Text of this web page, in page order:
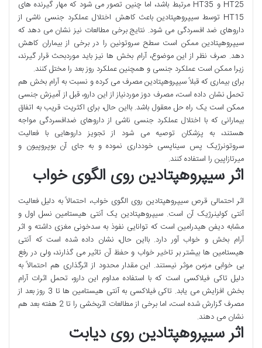
HT25 و HT35 مرتبط باشد، اما چنین تصور می شود که مهار گیرنده های
HT15 توسط سیپروهپتادین باعث کاهش اختلال عملکرد جنسی ناشی از
داروهای ضد افسردگی می شود. نتایج برخی مطالعات نیز نشان می دهد که
سیپروهپتادین ممکن است سطح سروتونین را در برخی از بیماران کاهش
دهد. صرف نظر از این موضوع، آرام بخش ها نیز باید موردبحث قرار گیرند،
زیرا ممکن است عملکرد جنسی و همچنین عملکرد روز بعد را مختل کنند.
برای بیماری که قبلاً سیپروهپتادین مصرف می کرده و نسبت به آرام بخش هم
تحمل نشان داده است، مصرف دوز موردنیاز از این دارو، قبل از آمیزش جنسی
ممکن است یک راه حل معقول باشد. بااین حال، برای اکثریت قریب به اتفاق
بیمارانی که با اختلال عملکرد جنسی ناشی از داروهای ضدافسردگی مواجه
هستند، به پزشکان توصیه می شود از تجویز داروهایی با فعالیت
سروتونرژیک پس سیناپسی خودداری نموده و به جای آن بوپروپیون و
میرتازاپین را استفاده کنند.
اثر سیپروهپتادین روی الگوی خواب
اثر احتمالی قرص سیپروهپتادین روی الگوی خواب، احتمالاً به دلیل فعالیت
آنتی کولینرژیک آن است. سیپروهپتادین یک آنتی هیستامین نسل اول و
مشابه دیفن هیدرامین است که توانایی نفوذ به سدخونی مغزی داشته و اثر
آرام بخش و خواب آور دارد. بااین حال، نشان داده شده است که آنتی
هیستامین ها بیشتر بر تاخیر خواب و حفظ آن تاثیر می گذارند، ولی در رفع
بی خوابی مزمن موثر نیستند. این مقدار محدود از اثرگذاری هم احتمالاً به
دلیل تاکی فیلاکسی است که با استفاده مداوم این دارو، تحمل اثرات آرام
بخش افزایش می یابد. تاکی فیلاکسی به آنتی هیستامین ها تا 3 روز بعد از
مصرف گزارش شده است، اما برخی از مطالعات اثربخشی را تا 2 هفته بعد هم
نشان می دهند.
اثر سیپروهپتادین روی دیابت